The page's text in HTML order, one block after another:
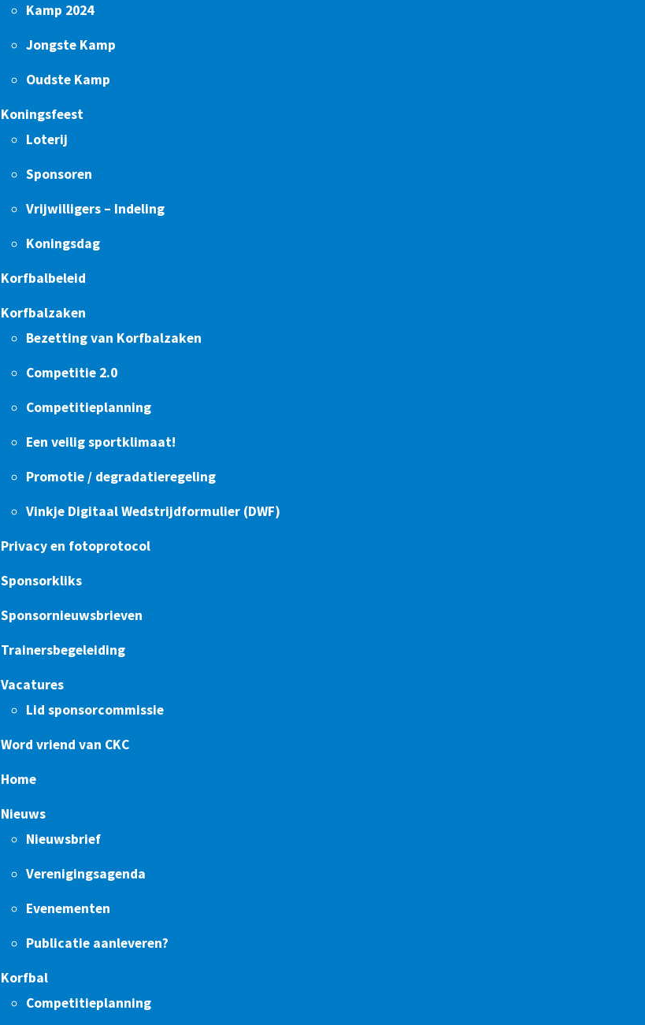
Kamp 2024
Jongste Kamp
Oudste Kamp
Koningsfeest
Loterij
Sponsoren
Vrijwilligers – Indeling
Koningsdag
Korfbalbeleid
Korfbalzaken
Bezetting van Korfbalzaken
Competitie 2.0
Competitieplanning
Een veilig sportklimaat!
Promotie / degradatieregeling
Vinkje Digitaal Wedstrijdformulier (DWF)
Privacy en fotoprotocol
Sponsorkliks
Sponsornieuwsbrieven
Trainersbegeleiding
Vacatures
Lid sponsorcommissie
Word vriend van CKC
Home
Nieuws
Nieuwsbrief
Verenigingsagenda
Evenementen
Publicatie aanleveren?
Korfbal
Competitieplanning